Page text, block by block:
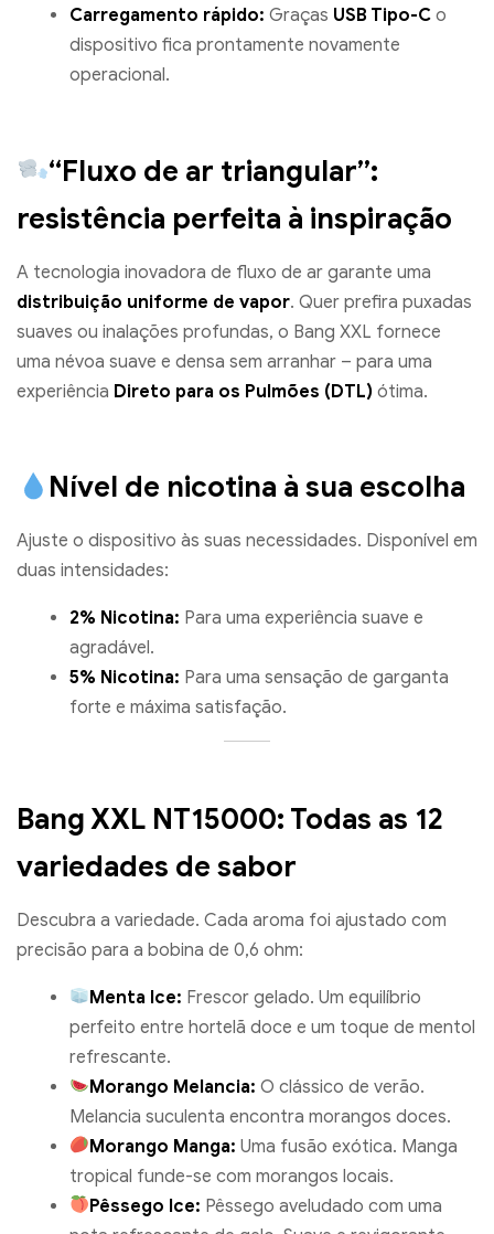
Carregamento rápido: Graças USB Tipo-C o
dispositivo fica prontamente novamente
operacional.
“Fluxo de ar triangular”:
resistência perfeita à inspiração
A tecnologia inovadora de fluxo de ar garante uma
distribuição uniforme de vapor. Quer prefira puxadas
suaves ou inalações profundas, o Bang XXL fornece
uma névoa suave e densa sem arranhar – para uma
experiência Direto para os Pulmões (DTL) ótima.
Nível de nicotina à sua escolha
Ajuste o dispositivo às suas necessidades. Disponível em
duas intensidades:
2% Nicotina: Para uma experiência suave e
agradável.
5% Nicotina: Para uma sensação de garganta
forte e máxima satisfação.
Bang XXL NT15000: Todas as 12
variedades de sabor
Descubra a variedade. Cada aroma foi ajustado com
precisão para a bobina de 0,6 ohm:
Menta Ice: Frescor gelado. Um equilíbrio
perfeito entre hortelã doce e um toque de mentol
refrescante.
Morango Melancia: O clássico de verão.
Melancia suculenta encontra morangos doces.
Morango Manga: Uma fusão exótica. Manga
tropical funde-se com morangos locais.
Pêssego Ice: Pêssego aveludado com uma